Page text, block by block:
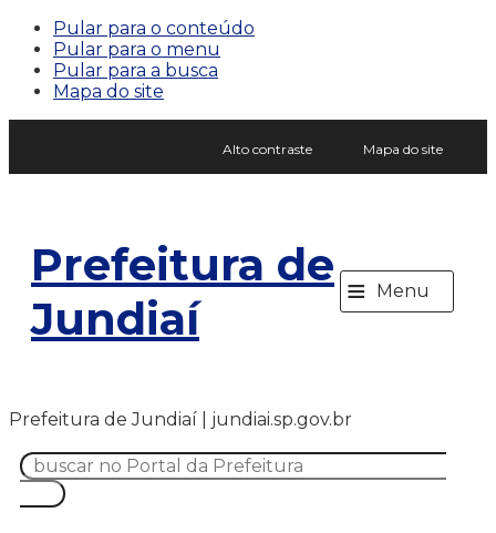
Pular para o conteúdo
Pular para o menu
Pular para a busca
Mapa do site
Alto contraste Mapa do site
Prefeitura de
Jundiaí
≡ Menu
Prefeitura de Jundiaí | jundiai.sp.gov.br